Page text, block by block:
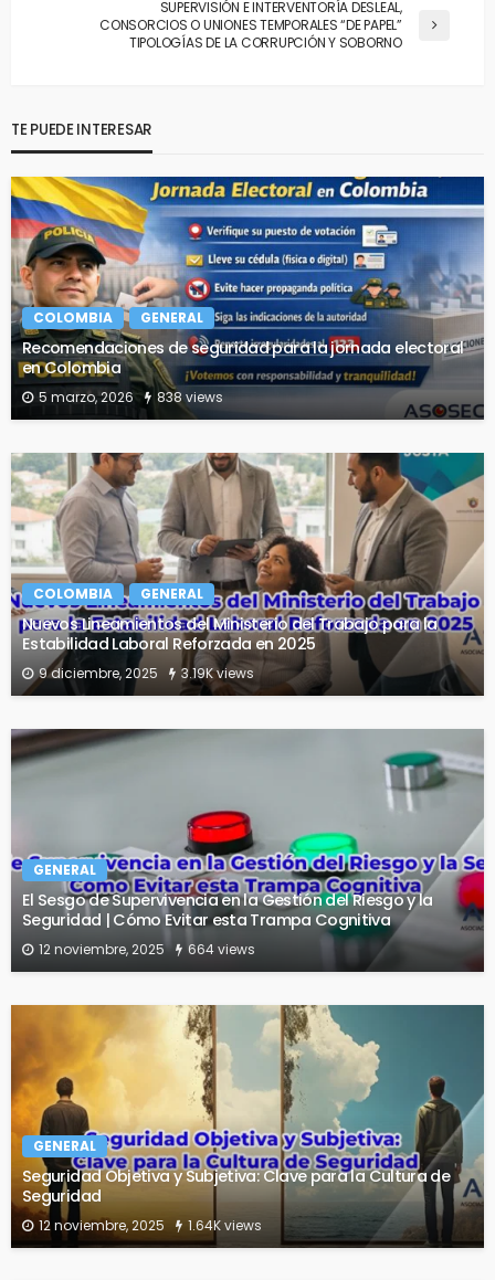
SUPERVISIÓN E INTERVENTORÍA DESLEAL,
CONSORCIOS O UNIONES TEMPORALES “DE PAPEL”
TIPOLOGÍAS DE LA CORRUPCIÓN Y SOBORNO
TE PUEDE INTERESAR
COLOMBIA GENERAL
Recomendaciones de seguridad para la jornada electoral
en Colombia
5 marzo, 2026 838 views
COLOMBIA GENERAL
Nuevos Lineamientos del Ministerio del Trabajo para la
Estabilidad Laboral Reforzada en 2025
9 diciembre, 2025 3.19K views
GENERAL
El Sesgo de Supervivencia en la Gestión del Riesgo y la
Seguridad | Cómo Evitar esta Trampa Cognitiva
12 noviembre, 2025 664 views
GENERAL
Seguridad Objetiva y Subjetiva: Clave para la Cultura de
Seguridad
12 noviembre, 2025 1.64K views